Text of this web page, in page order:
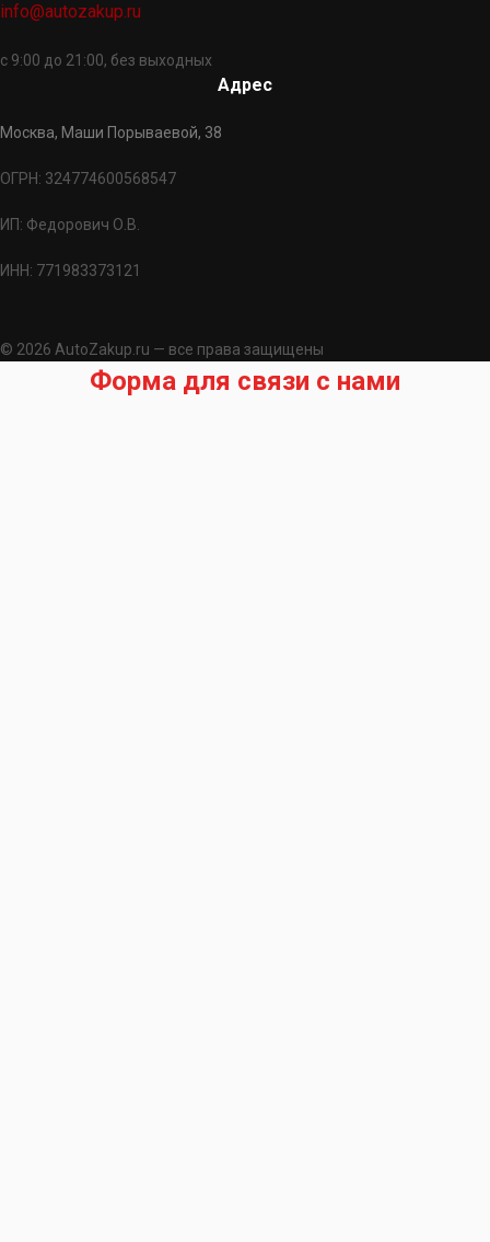
info@autozakup.ru
с 9:00 до 21:00, без выходных
Адрес
Москва, Маши Порываевой, 38
ОГРН: 324774600568547
ИП: Федорович О.В.
ИНН: 771983373121
© 2026 AutoZakup.ru — все права защищены
Форма для связи с нами